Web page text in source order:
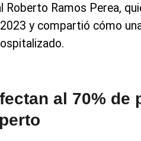
Ramos Perea,
y compartió cómo
al 70% de